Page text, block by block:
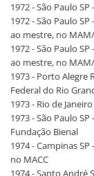
1972 - São Paulo
1972 - São Paulo
ao mestre, no
1972 - São Paulo
ao mestre, no
1973 - Porto Alegre
Federal do Rio
1973 - Rio de
1973 - São Paulo
Fundação Bienal
1974 - Campinas
no MACC
1974 - Santo André